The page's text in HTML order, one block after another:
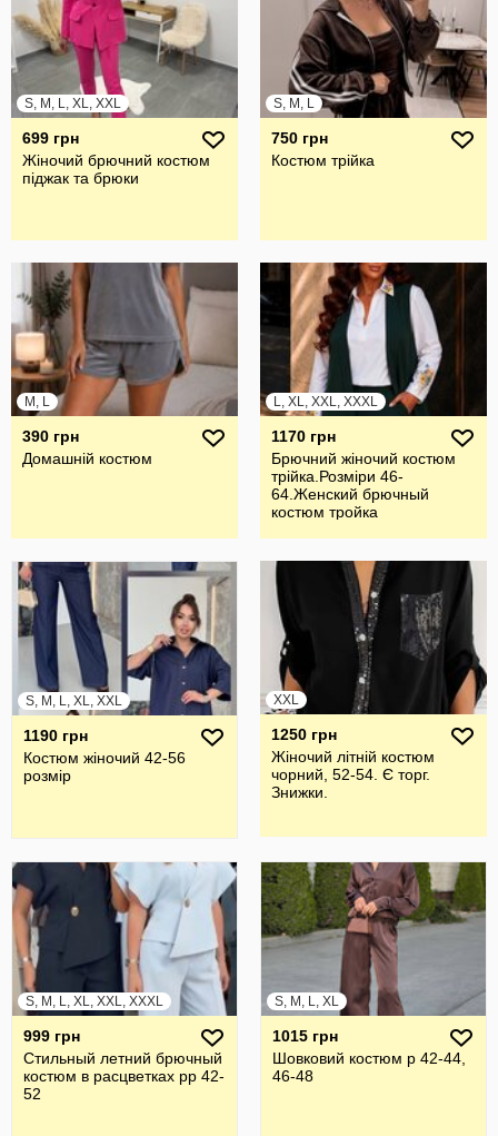
S, M, L, XL, XXL
699 грн
Жіночий брючний костюм
піджак та брюки
S, M, L
750 грн
Костюм трійка
M, L
390 грн
Домашній костюм
L, XL, XXL, XXXL
1170 грн
Брючний жiночий костюм
трiйка.Розмiри 46-
64.Женский брючный
костюм тройка
S, M, L, XL, XXL
1190 грн
Костюм жіночий 42-56
розмір
XXL
1250 грн
Жіночий літній костюм
чорний, 52-54. Є торг.
Знижки.
S, M, L, XL, XXL, XXXL
999 грн
Стильный летний брючный
костюм в расцветках рр 42-
52
S, M, L, XL
1015 грн
Шовковий костюм р 42-44,
46-48